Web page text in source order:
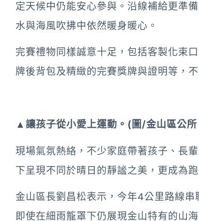
定天候中仍能安心參與。沿線補給更準
水與海風吹拂中依然暖身暖心。
完賽禮物同樣誠意十足，包括客製化束
牌後背包及精緻的完賽獎牌與證明等，
▲讓孩子從小愛上運動。(圖/金山區公所
現場氣氛熱絡，不少家庭帶著孩子、長
下呈現不同於晴日的靜謐之美，更成為
金山區長劉昌松表示，今年4公里路線串
即使在細雨籠罩下仍展現金山特有的山